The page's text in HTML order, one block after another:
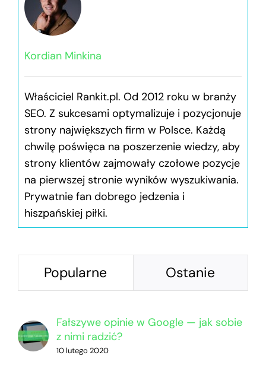
Kordian Minkina
Właściciel Rankit.pl. Od 2012 roku w branży
SEO. Z sukcesami optymalizuje i pozycjonuje
strony największych firm w Polsce. Każdą
chwilę poświęca na poszerzenie wiedzy, aby
strony klientów zajmowały czołowe pozycje
na pierwszej stronie wyników wyszukiwania.
Prywatnie fan dobrego jedzenia i
hiszpańskiej piłki.
Popularne Ostanie
Fałszywe opinie w Google — jak sobie
z nimi radzić?
10 lutego 2020